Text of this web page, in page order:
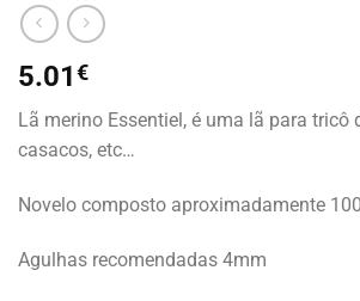
5.01€
Lã merino Essentiel, é uma lã para tricô
casacos, etc…
Novelo composto aproximadamente
Agulhas recomendadas 4mm